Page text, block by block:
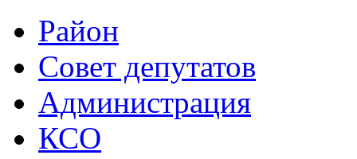
Район
Совет депутатов
Администрация
КСО